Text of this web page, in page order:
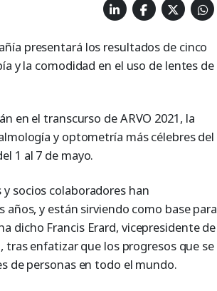
presentará los resultados de cinco
y la comodidad en el uso de lentes de
en el transcurso de ARVO 2021, la
y optometría más célebres del
1 al 7 de mayo.
socios colaboradores han
y están sirviendo como base para
dicho Francis Erard, vicepresidente de
enfatizar que los progresos que se
de personas en todo el mundo.